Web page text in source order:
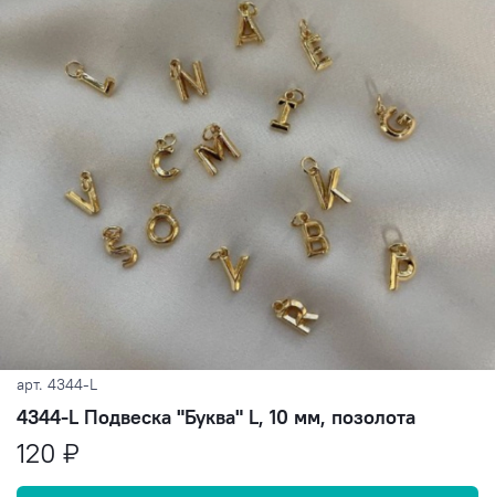
арт. 4344-L
4344-L Подвеска "Буква" L, 10 мм, позолота
120 ₽